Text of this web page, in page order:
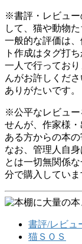
※書評・レビュー
して、猫や動物
一般的な評価は
ト作成はタグ打
一人で行ってお
んがお許しくだ
ありがたいです。
※公平なレビュー
せんが、作家様
ある方からの本
なお、管理人自
とは一切無関係
分で購入していま
書評/レビュ
猫ＳＯＳ